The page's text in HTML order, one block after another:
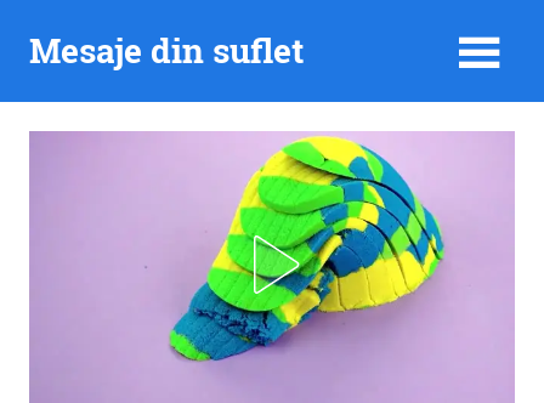
Mesaje din suflet